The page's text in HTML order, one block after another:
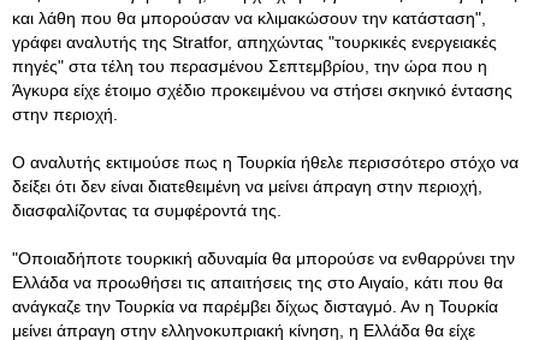
και λάθη που θα μπορούσαν να κλιμακώσουν την κατάσταση",
γράφει αναλυτής της Stratfor, απηχώντας "τουρκικές ενεργειακές
πηγές" στα τέλη του περασμένου Σεπτεμβρίου, την ώρα που η
Άγκυρα είχε έτοιμο σχέδιο προκειμένου να στήσει σκηνικό έντασης
στην περιοχή.
Ο αναλυτής εκτιμούσε πως η Τουρκία ήθελε περισσότερο στόχο να
δείξει ότι δεν είναι διατεθειμένη να μείνει άπραγη στην περιοχή,
διασφαλίζοντας τα συμφέροντά της.
"Οποιαδήποτε τουρκική αδυναμία θα μπορούσε να ενθαρρύνει την
Ελλάδα να προωθήσει τις απαιτήσεις της στο Αιγαίο, κάτι που θα
ανάγκαζε την Τουρκία να παρέμβει δίχως δισταγμό. Αν η Τουρκία
μείνει άπραγη στην ελληνοκυπριακή κίνηση, η Ελλάδα θα είχε